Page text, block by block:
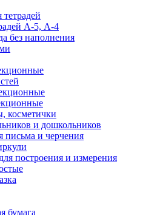
А-5, А-4
без наполнения
косметички
и дошкольников
письма и черчения
построения и измерения
бумага